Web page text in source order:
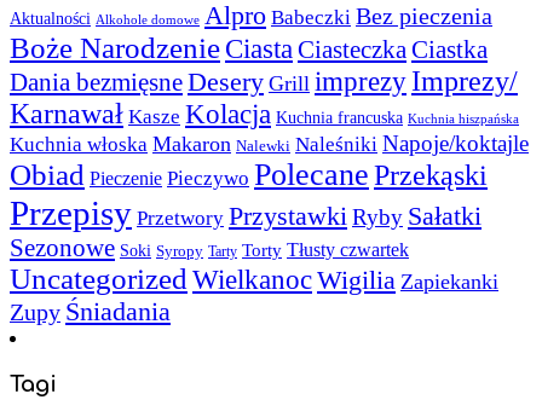
Aktualności Alkohole domowe Alpro Babeczki Bez pieczenia
Boże NarodzenieCiasta CiasteczkaCiastka
Dania bezmięsneDesery Grill imprezy Imprezy/
Karnawał Kasze Kolacja Kuchnia francuska Kuchnia hiszpańska
Kuchnia włoska Makaron Nalewki Naleśniki Napoje/koktajle
Obiad Pieczenie Pieczywo PolecanePrzekąski
Przepisy Przetwory PrzystawkiRyby Sałatki
Sezonowe Soki Syropy Tarty Torty Tłusty czwartek
Uncategorized WielkanocWigilia Zapiekanki
Zupy Śniadania
Tagi